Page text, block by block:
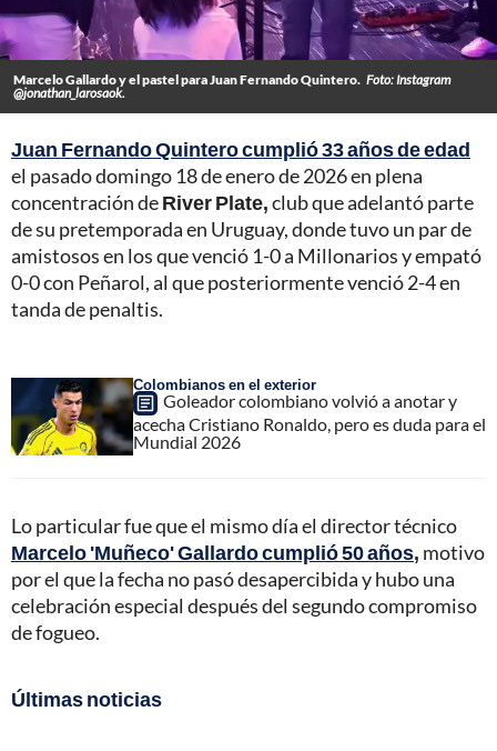
Marcelo Gallardo y el pastel para Juan Fernando Quintero. Foto: Instagram
@jonathan_larosaok.
Juan Fernando Quintero cumplió 33 años de edad
el pasado domingo 18 de enero de 2026 en plena
concentración deRiver Plate,club que adelantó parte
de su pretemporada en Uruguay, donde tuvo un par de
amistosos en los que venció 1-0 a Millonarios y empató
0-0 con Peñarol, al que posteriormente venció 2-4 en
tanda de penaltis.
Colombianos en el exterior
Goleador colombiano volvió a anotar y
acecha Cristiano Ronaldo, pero es duda para el
Mundial 2026
Lo particular fue que el mismo día el director técnico
Marcelo 'Muñeco' Gallardo cumplió 50 años, motivo
por el que la fecha no pasó desapercibida y hubo una
celebración especial después del segundo compromiso
de fogueo.
Últimas noticias